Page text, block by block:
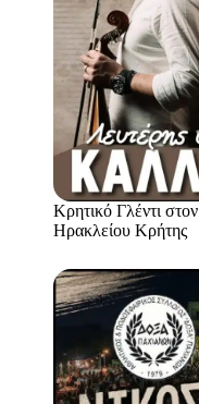
Κρητικό Γλέντι
Ηρακλείου Κρήτης